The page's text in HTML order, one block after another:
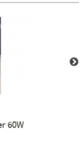
60W